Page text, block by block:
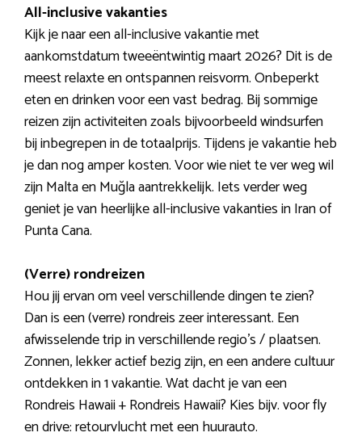
All-inclusive vakanties
Kijk je naar een all-inclusive vakantie met
aankomstdatum tweeëntwintig maart 2026? Dit is de
meest relaxte en ontspannen reisvorm. Onbeperkt
eten en drinken voor een vast bedrag. Bij sommige
reizen zijn activiteiten zoals bijvoorbeeld windsurfen
bij inbegrepen in de totaalprijs. Tijdens je vakantie heb
je dan nog amper kosten. Voor wie niet te ver weg wil
zijn Malta en Muğla aantrekkelijk. Iets verder weg
geniet je van heerlijke all-inclusive vakanties in Iran of
Punta Cana.
(Verre) rondreizen
Hou jij ervan om veel verschillende dingen te zien?
Dan is een (verre) rondreis zeer interessant. Een
afwisselende trip in verschillende regio’s / plaatsen.
Zonnen, lekker actief bezig zijn, en een andere cultuur
ontdekken in 1 vakantie. Wat dacht je van een
Rondreis Hawaii + Rondreis Hawaii? Kies bijv. voor fly
en drive: retourvlucht met een huurauto.